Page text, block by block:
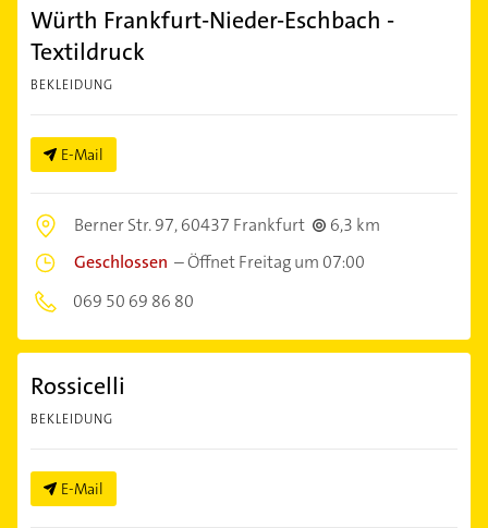
Würth Frankfurt-Nieder-Eschbach -
Textildruck
BEKLEIDUNG
E-Mail
Berner Str. 97,60437 Frankfurt
6,3 km
Geschlossen –Öffnet Freitag um 07:00
069 50 69 86 80
Rossicelli
BEKLEIDUNG
E-Mail